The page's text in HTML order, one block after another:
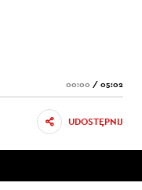
00:00 / 05:02
UDOSTĘPNIJ